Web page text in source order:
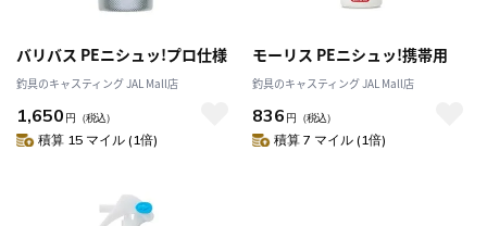
バリバス PEニシュッ!プロ仕様
釣具のキャスティング JAL Mall店
1,650 円 （税込）
積算 15 マイル (1倍)
モーリス PEニシュッ!携帯用
釣具のキャスティング JAL Mall店
836 円 （税込）
積算 7 マイル (1倍)